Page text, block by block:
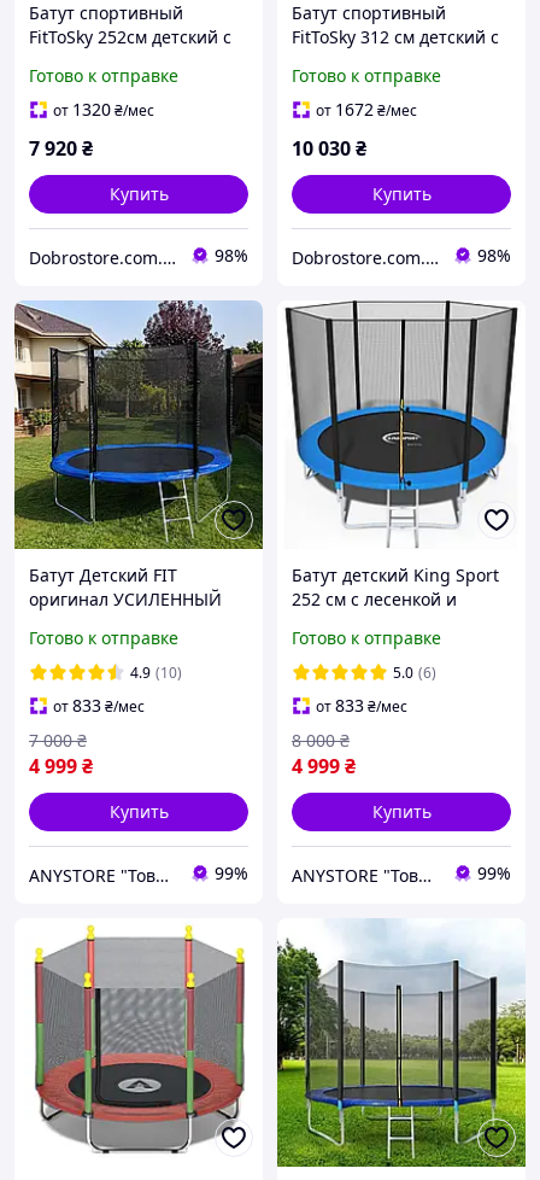
Батут спортивный
FitToSky 252см детский с
лесенка 48 пружин для
дома сада D_1645
Готово к отправке
от 1320₴/мес
7 920₴
Купить
Dobrostore.com.ua 98%
Батут спортивный
FitToSky 312 см детский с
лесенка 60 пружин для
дома сада D_1645
Готово к отправке
от 1672₴/мес
10 030₴
Купить
Dobrostore.com.ua 98%
Батут Детский FIT
оригинал УСИЛЕННЫЙ
сеткой и лесенкой в
ПОДАРОК Спортивный
батут для дома
Готово к отправке
4.9 (10)
от833₴/мес
4 999₴
7 000 ₴
Купить
ANYSTORE "Товары для дома и активного отдыха" 99%
Батут детский King Sport
252 см c лесенкой и
Спортивный
прыгательный батут для
дома и детей
Готово к отправке
5.0 (6)
от833₴/мес
4 999₴
8 000 ₴
Купить
ANYSTORE "Товары для дома и активного отдыха" 99%